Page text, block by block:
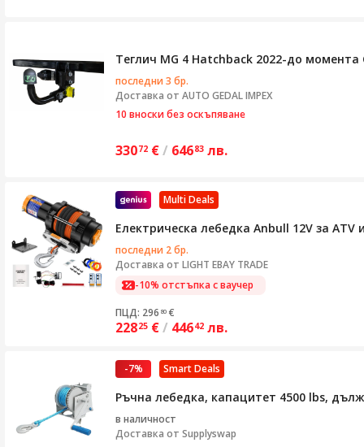
Теглич MG 4 Hatchback 2022-до
последни 3 бр.
Доставка от AUTO GEDAL IMPEX
10 вноски без оскъпяване
33072 €/ 64683 лв.
Multi Deals
Електрическа лебедка Anbull 12V за
последни 2 бр.
Доставка от LIGHT EBAY TRADE
-10% отстъпка с ваучер
ПЦД: 296 80 €
22825 €/ 44642 лв.
Smart Deals
-7%
Ръчна лебедка, капацитет 4500 lbs,
в наличност
Доставка от Supplyswap